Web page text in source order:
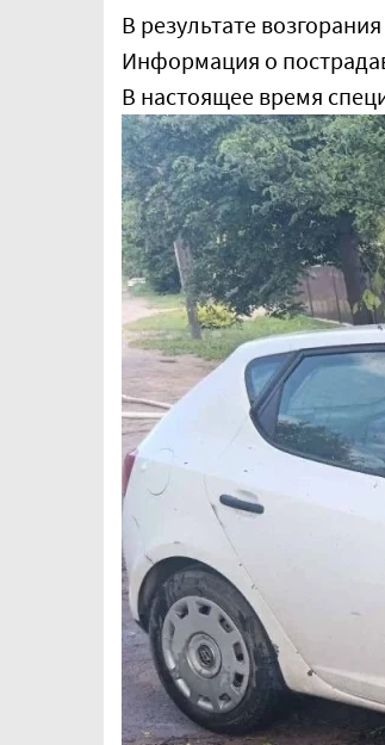
В результате
Информация о
В настоящее время